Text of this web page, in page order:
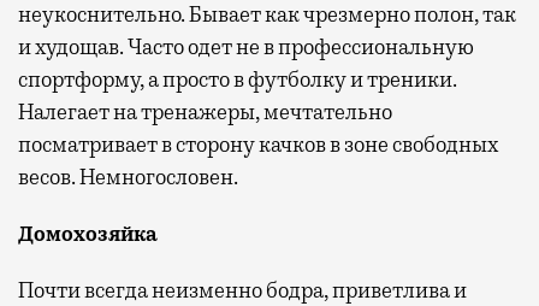
неукоснительно. Бывает как чрезмерно полон, так
и худощав. Часто одет не в профессиональную
спортформу, а просто в футболку и треники.
Налегает на тренажеры, мечтательно
посматривает в сторону качков в зоне свободных
весов. Немногословен.
Домохозяйка
Почти всегда неизменно бодра, приветлива и